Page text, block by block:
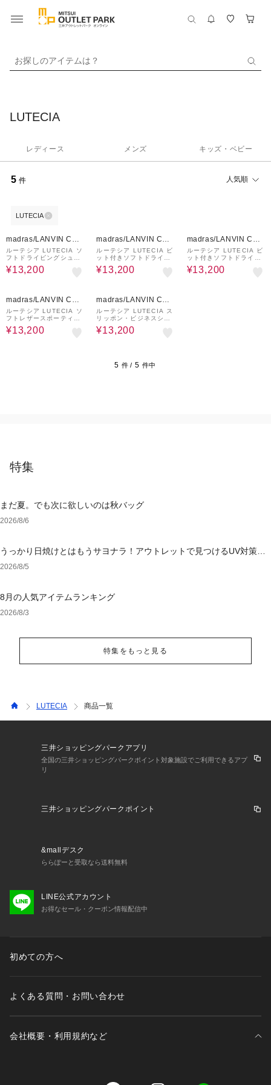
お探しのアイテムは？
LUTECIA
レディース メンズ キッズ・ベビー
5 件 人気順
LUTECIA
madras/LANVIN COL
LECTION
ルーテシア LUTECIA ソ
フトドライビングシュー
ズ LU8101
¥13,200
madras/LANVIN COL
LECTION
ルーテシア LUTECIA ビ
ット付きソフトドライビ
¥13,200
madras/LANVIN COL
LECTION
ルーテシア LUTECIA ビ
ット付きソフトドライビ
¥13,200
madras/LANVIN COL
LECTION
ルーテシア LUTECIA ソ
フトレザースポーティス
ニーカー LU8103
¥13,200
madras/LANVIN COL
LECTION
ルーテシア LUTECIA ス
リッポン・ビジネスシュ
ーズ LU7807
¥13,200
5 件 / 5 件中
特集
まだ夏。でも次に欲しいのは秋バッグ
2026/8/6
うっかり日焼けとはもうサヨナラ！アウトレットで見つけるUV対策ウ
ェア
2026/8/5
8月の人気アイテムランキング
2026/8/3
特集をもっと見る
LUTECIA 商品一覧
三井ショッピングパークアプリ
全国の三井ショッピングパークポイント対象施設でご利用できるアプ
リ
三井ショッピングパークポイント
&mallデスク
ららぽーと受取なら送料無料
LINE公式アカウント
お得なセール・クーポン情報配信中
初めての方へ
よくある質問・お問い合わせ
会社概要・利用規約など